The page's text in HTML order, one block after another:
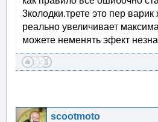
3колодки.трете это пер
реально увеличивает
можете неменять эфект
scootmoto